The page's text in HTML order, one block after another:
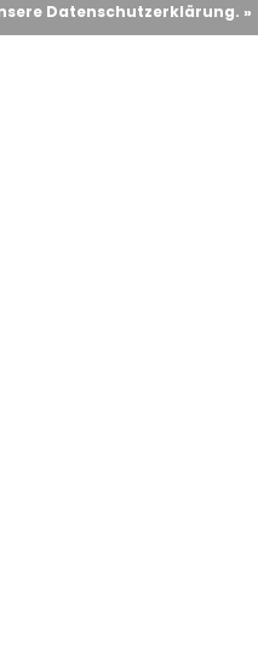
Datenschutzerklärung. »